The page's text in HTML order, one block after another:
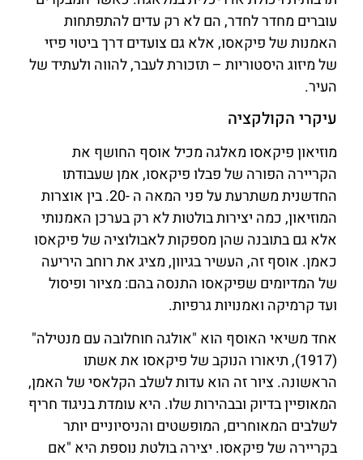
עוברים מחדר לחדר, הם לא רק עדים להתפתחות
האמנות של פיקאסו, אלא גם צועדים דרך ביטוי פיזי
של מיזוג היסטוריות – תזכורת לעבר, להווה ולעתיד של
העיר.
עיקרי הקולקציה
מוזיאון פיקאסו מאלגה מכיל אוסף החושף את
הקריירה הפורה של פבלו פיקאסו, אמן שעבודתו
החדשנית משתרעת על פני המאה ה -20. בין אוצרות
המוזיאון, כמה יצירות בולטות לא רק בערכן האמנותי
אלא גם בתובנה שהן מספקות לאבולוציה של פיקאסו
כאמן. אוסף זה, העשיר בגיוון, מציג את רוחב היריעה
של המדיומים שפיקאסו התנסה בהם: מציור ופיסול
ועד קרמיקה ואמנויות גרפיות.
אחד משיאי האוסף הוא "אולגה חוחלובה עם מנטילה"
(1917), תיאורו הנוקב של פיקאסו את אשתו
הראשונה. ציור זה הוא עדות לשלב הקלאסי של האמן,
המאופיין בדיוק ובבהירות שלו. היא עומדת בניגוד חריף
לשלבים המאוחרים, המופשטים והניסיוניים יותר
בקריירה של פיקאסו. יצירה בולטת נוספת היא "אם